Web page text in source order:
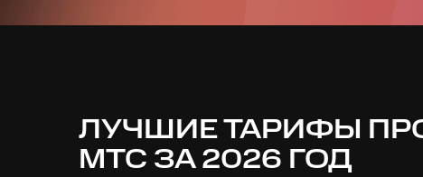
ЛУЧШИЕ ТАРИФЫ
МТС ЗА 2026 ГОД